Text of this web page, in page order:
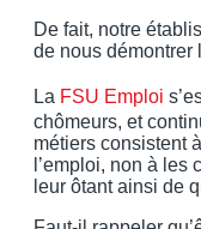
De fait, notre
de nous démontrer
La FSU Emploi
chômeurs, et
métiers consistent
l’emploi, non à les
leur ôtant ainsi de